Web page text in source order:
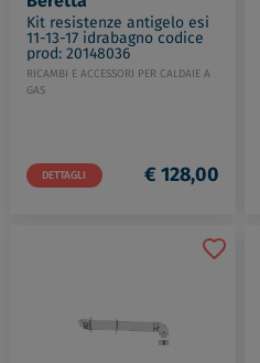
Kit resistenze antigelo esi
11-13-17 idrabagno codice
prod: 20148036
RICAMBI E ACCESSORI PER CALDAIE A
GAS
DETTAGLI € 128,00